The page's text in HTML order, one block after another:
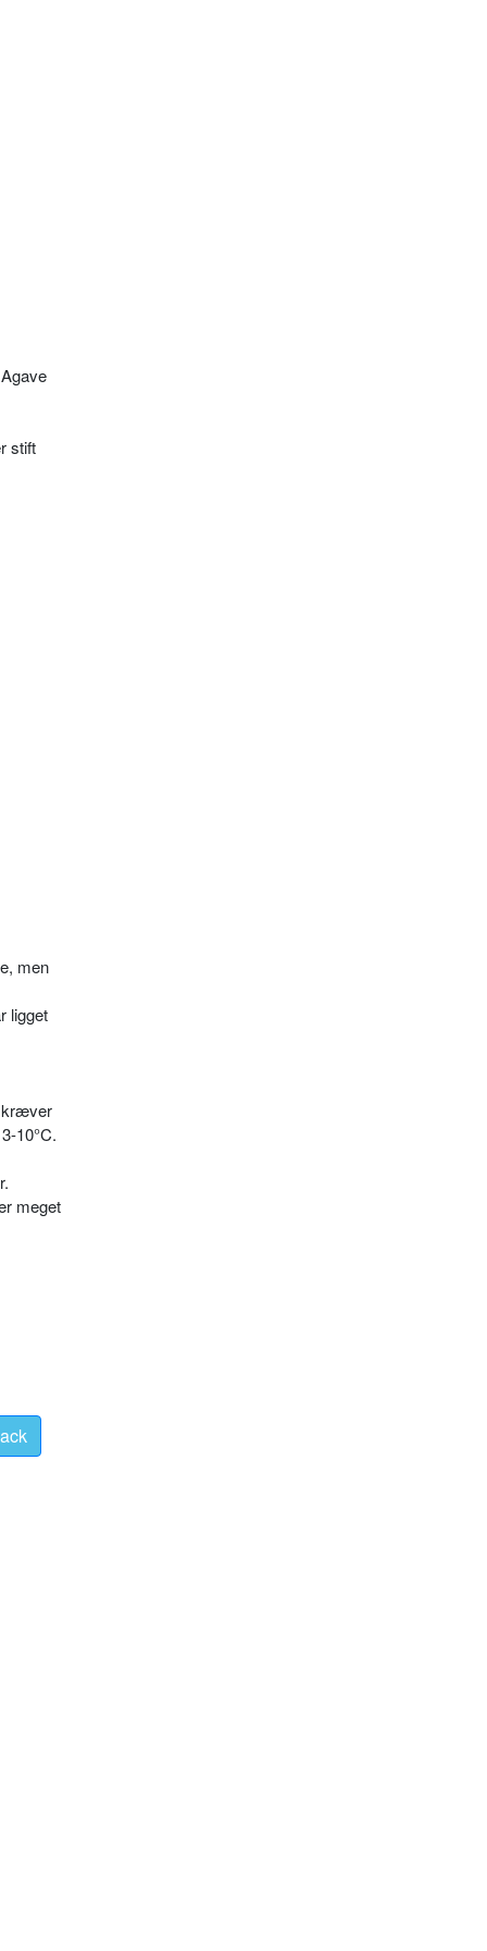
stift
men
lig­get
kræ­ver
10°C.
meget